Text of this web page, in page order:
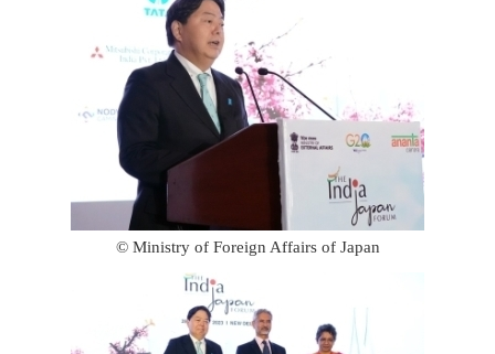
© Ministry of Foreign Affairs of Japan